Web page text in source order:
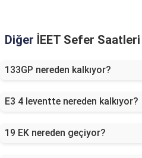
Diğer İEET Sefer Saatleri
133GP nereden kalkıyor?
E3 4 leventte nereden kalkıyor?
19 EK nereden geçiyor?